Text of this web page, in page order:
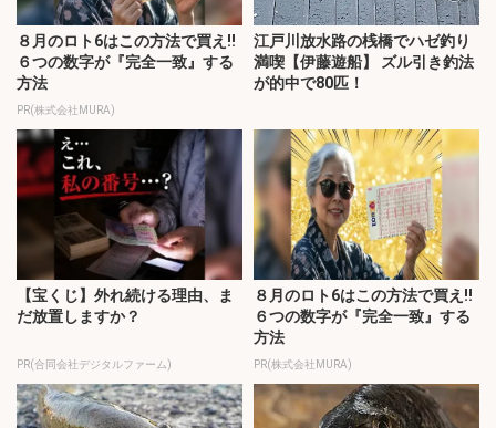
８月のロト6はこの方法で買え!!
６つの数字が『完全一致』する
方法
PR(株式会社MURA)
江戸川放水路の桟橋でハゼ釣り
満喫【伊藤遊船】 ズル引き釣法
が的中で80匹！
【宝くじ】外れ続ける理由、ま
だ放置しますか？
PR(合同会社デジタルファーム)
８月のロト6はこの方法で買え!!
６つの数字が『完全一致』する
方法
PR(株式会社MURA)